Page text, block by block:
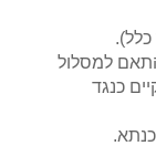
למסלול
כנגד